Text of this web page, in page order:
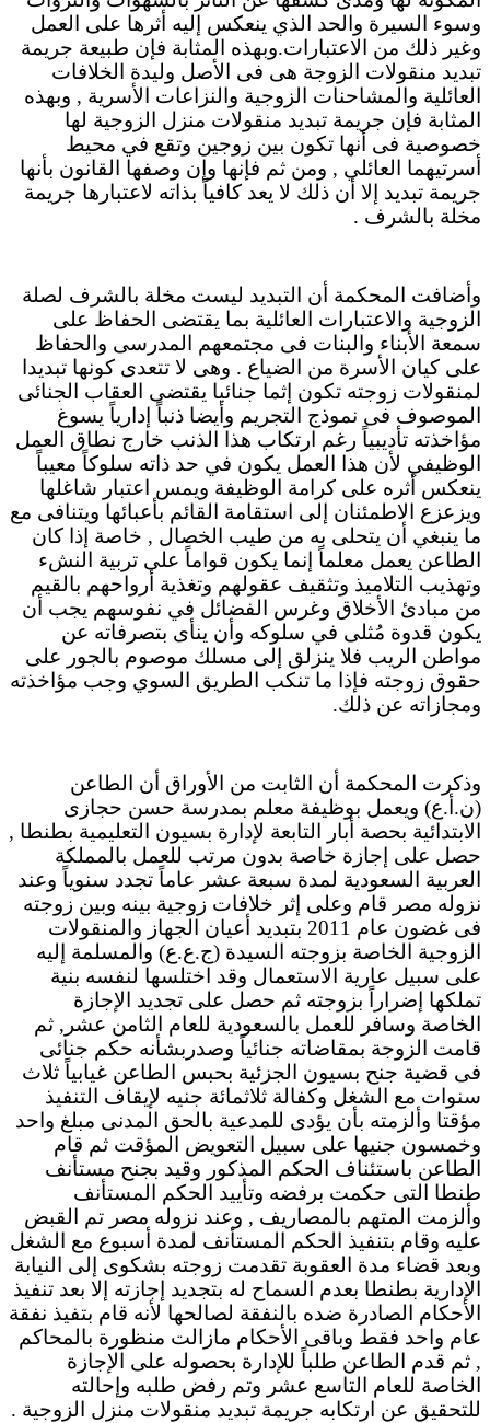
وسوء السيرة والحد الذي ينعكس إليه أثرها على العمل
وغير ذلك من الاعتبارات.وبهذه المثابة فإن طبيعة جريمة
تبديد منقولات الزوجة هى فى الأصل وليدة الخلافات
العائلية والمشاحنات الزوجية والنزاعات الأسرية , وبهذه
المثابة فإن جريمة تبديد منقولات منزل الزوجية لها
خصوصية فى أنها تكون بين زوجين وتقع في محيط
أسرتيهما العائلي , ومن ثم فإنها وإن وصفها القانون بأنها
جريمة تبديد إلا أن ذلك لا يعد كافياً بذاته لاعتبارها جريمة
مخلة بالشرف .
وأضافت المحكمة أن التبديد ليست مخلة بالشرف لصلة
الزوجية والاعتبارات العائلية بما يقتضى الحفاظ على
سمعة الأبناء والبنات فى مجتمعهم المدرسى والحفاظ
على كيان الأسرة من الضياع . وهى لا تتعدى كونها تبديدا
لمنقولات زوجته تكون إثما جنائيا يقتضى العقاب الجنائى
الموصوف فى نموذج التجريم وأيضا ذنباً إدارياً يسوغ
مؤاخذته تأديبياً رغم ارتكاب هذا الذنب خارج نطاق العمل
الوظيفي لأن هذا العمل يكون في حد ذاته سلوكاً معيباً
ينعكس أثره على كرامة الوظيفة ويمس اعتبار شاغلها
ويزعزع الاطمئنان إلى استقامة القائم بأعبائها ويتنافى مع
ما ينبغي أن يتحلى به من طيب الخصال , خاصة إذا كان
الطاعن يعمل معلماً إنما يكون قواماً على تربية النشء
وتهذيب التلاميذ وتثقيف عقولهم وتغذية أرواحهم بالقيم
من مبادئ الأخلاق وغرس الفضائل في نفوسهم يجب أن
يكون قدوة مُثلى في سلوكه وأن ينأى بتصرفاته عن
مواطن الريب فلا ينزلق إلى مسلك موصوم بالجور على
حقوق زوجته فإذا ما تنكب الطريق السوي وجب مؤاخذته
ومجازاته عن ذلك.
وذكرت المحكمة أن الثابت من الأوراق أن الطاعن
(ن.أ.ع) ويعمل بوظيفة معلم بمدرسة حسن حجازى
الابتدائية بحصة أبار التابعة لإدارة بسيون التعليمية بطنطا ,
حصل على إجازة خاصة بدون مرتب للعمل بالمملكة
العربية السعودية لمدة سبعة عشر عاماً تجدد سنوياً وعند
نزوله مصر قام وعلى إثر خلافات زوجية بينه وبين زوجته
فى غضون عام 2011 بتبديد أعيان الجهاز والمنقولات
الزوجية الخاصة بزوجته السيدة (ج.ع.ع) والمسلمة إليه
على سبيل عارية الاستعمال وقد اختلسها لنفسه بنية
تملكها إضراراً بزوجته ثم حصل على تجديد الإجازة
الخاصة وسافر للعمل بالسعودية للعام الثامن عشر, ثم
قامت الزوجة بمقاضاته جنائياً وصدربشأنه حكم جنائى
فى قضية جنح بسيون الجزئية بحبس الطاعن غيابياً ثلاث
سنوات مع الشغل وكفالة ثلاثمائة جنيه لإيقاف التنفيذ
مؤقتا وألزمته بأن يؤدى للمدعية بالحق المدنى مبلغ واحد
وخمسون جنيها على سبيل التعويض المؤقت ثم قام
الطاعن باستئناف الحكم المذكور وقيد بجنح مستأنف
طنطا التى حكمت برفضه وتأييد الحكم المستأنف
وألزمت المتهم بالمصاريف , وعند نزوله مصر تم القبض
عليه وقام بتنفيذ الحكم المستأنف لمدة أسبوع مع الشغل
وبعد قضاء مدة العقوبة تقدمت زوجته بشكوى إلى النيابة
الإدارية بطنطا بعدم السماح له بتجديد إجازته إلا بعد تنفيذ
الأحكام الصادرة ضده بالنفقة لصالحها لأنه قام بتفيذ نفقة
عام واحد فقط وباقى الأحكام مازالت منظورة بالمحاكم
, ثم قدم الطاعن طلباً للإدارة بحصوله على الإجازة
الخاصة للعام التاسع عشر وتم رفض طلبه وإحالته
للتحقيق عن ارتكابه جريمة تبديد منقولات منزل الزوجية .